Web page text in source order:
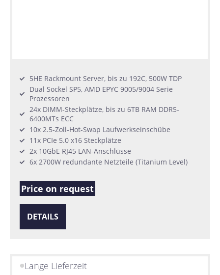
5HE Rackmount Server, bis zu 192C, 500W TDP
Dual Sockel SP5, AMD EPYC 9005/9004 Serie
Prozessoren
24x DIMM-Steckplätze, bis zu 6TB RAM DDR5-
6400MTs ECC
10x 2.5-Zoll-Hot-Swap Laufwerkseinschübe
11x PCIe 5.0 x16 Steckplätze
2x 10GbE RJ45 LAN-Anschlüsse
6x 2700W redundante Netzteile (Titanium Level)
Price on request
DETAILS
Lange Lieferzeit